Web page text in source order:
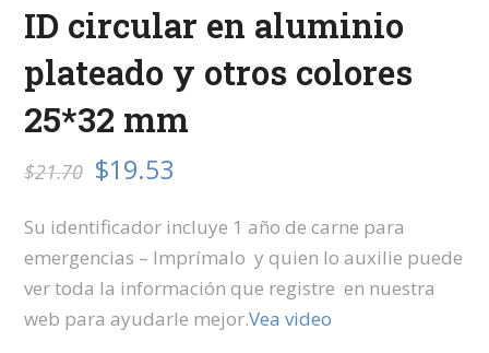
ID circular en aluminio
plateado y otros colores
25*32 mm
$21.70 El
original
era:
$21.70.
$19.53
actual
es:
$19.53.
Su identificador incluye 1 año de carne para
emergencias – Imprímalo y quien lo auxilie puede
ver toda la información que registre en nuestra
web para ayudarle mejor.Vea video